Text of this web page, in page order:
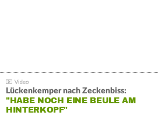
Lückenkemper nach Zeckenbiss:
"HABE NOCH EINE BEULE AM
HINTERKOPF"